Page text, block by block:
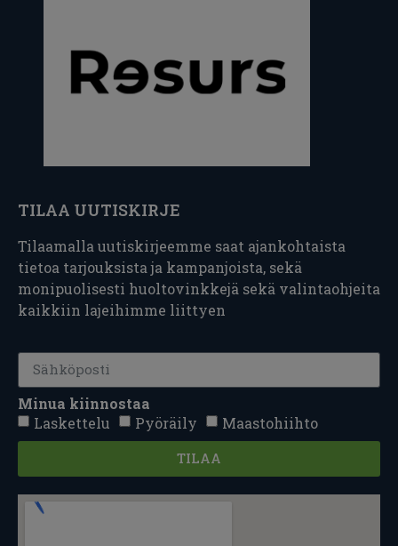
TILAA UUTISKIRJE
Tilaamalla uutiskirjeemme saat ajankohtaista
tietoa tarjouksista ja kampanjoista, sekä
monipuolisesti huoltovinkkejä sekä valintaohjeita
kaikkiin lajeihimme liittyen
Minua kiinnostaa
Laskettelu
Pyöräily Maastohiihto
TILAA